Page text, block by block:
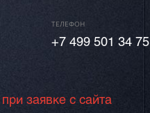
ТЕЛЕФОН
+7 499 501 34 75
заявке с сайта